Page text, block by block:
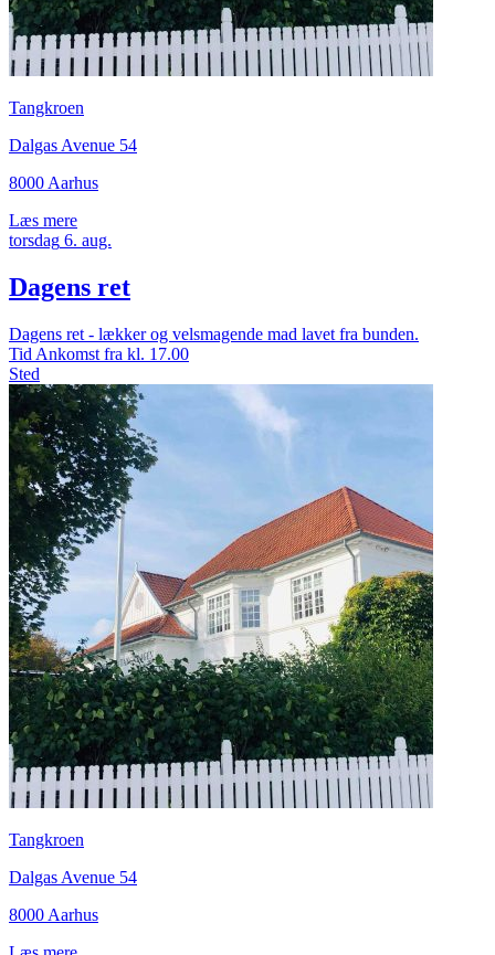
Tangkroen
Dalgas Avenue 54
8000 Aarhus
Læs mere
torsdag 6. aug.
Dagens ret
Dagens ret - lækker og velsmagende mad lavet fra bunden.
Tid Ankomst fra kl. 17.00
Sted
Tangkroen
Dalgas Avenue 54
8000 Aarhus